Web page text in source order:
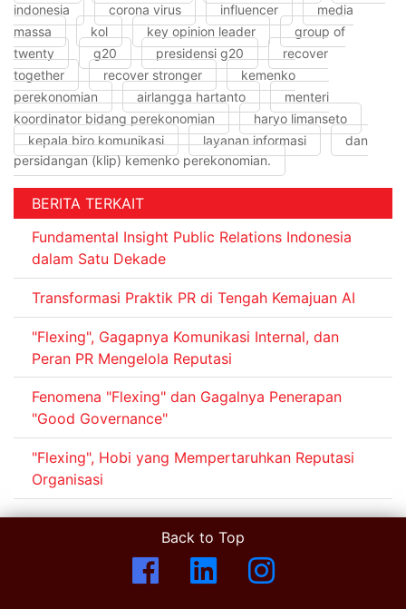
indonesia
corona virus influencer
media
massa
kol key opinion leader
group of
twenty
g20 presidensi g20
recover
together
recover stronger
kemenko
perekonomian
airlangga hartanto
menteri
koordinator bidang perekonomian
haryo limanseto
kepala biro komunikasi
layanan informasi
dan
persidangan (klip) kemenko perekonomian.
BERITA TERKAIT
Fundamental Insight Public Relations Indonesia
dalam Satu Dekade
Transformasi Praktik PR di Tengah Kemajuan AI
"Flexing", Gagapnya Komunikasi Internal, dan
Peran PR Mengelola Reputasi
Fenomena "Flexing" dan Gagalnya Penerapan
"Good Governance"
"Flexing", Hobi yang Mempertaruhkan Reputasi
Organisasi
Back to Top